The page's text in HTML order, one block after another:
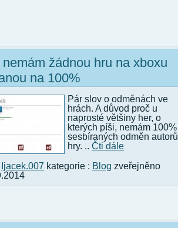
žádnou hru na xboxu
na 100%
Pár slov o odměnách ve
hrách. A důvod proč u
naprosté většiny her, o
kterých píši, nemám 100%
sesbíraných odměn autorů
hry. .. Čti dále
Ijacek.007 kategorie : Blog zveřejněno